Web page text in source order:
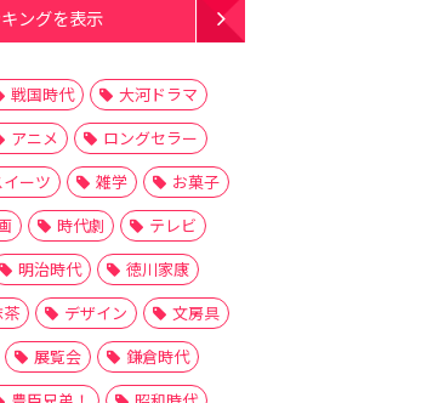
ングを表示
戦国時代
大河ドラマ
アニメ
ロングセラー
イーツ 雑学
お菓子
時代劇
テレビ
明治時代
徳川家康
デザイン
文房具
展覧会
鎌倉時代